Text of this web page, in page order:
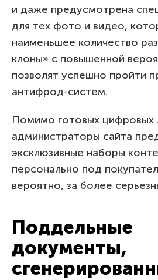
и даже предусмотрена
для тех фото и видео,
наименьшее количество
клоны» с повышенной
позволят успешно пройти
антифрод-систем.
Помимо готовых цифровых
администраторы сайта
эксклюзивные наборы
персонально под
вероятно, за более
Поддельные
документы,